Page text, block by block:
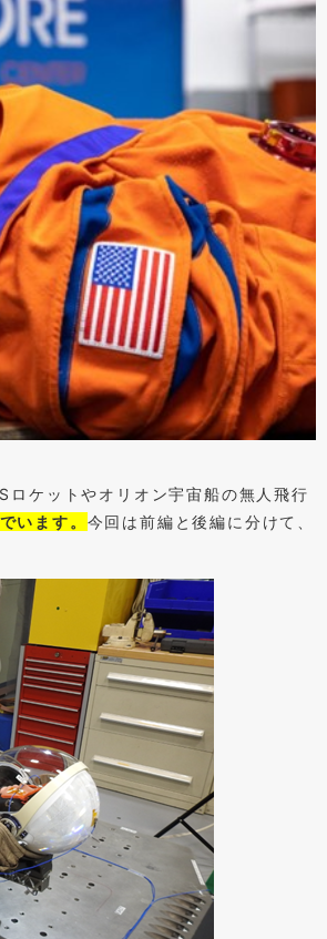
ケットやオリオン宇宙船の無人飛行
います。 今回は前編と後編に分けて、